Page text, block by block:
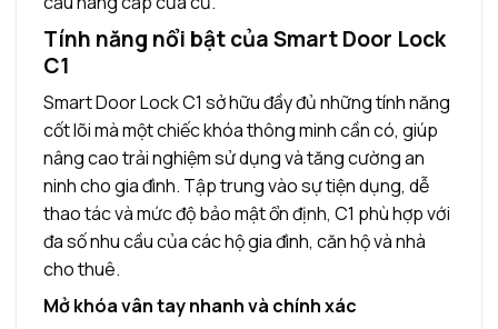
Tính năng nổi bật của Smart Door Lock
C1
Smart Door Lock C1 sở hữu đầy đủ những tính năng
cốt lõi mà một chiếc khóa thông minh cần có, giúp
nâng cao trải nghiệm sử dụng và tăng cường an
ninh cho gia đình. Tập trung vào sự tiện dụng, dễ
thao tác và mức độ bảo mật ổn định, C1 phù hợp với
đa số nhu cầu của các hộ gia đình, căn hộ và nhà
cho thuê.
Mở khóa vân tay nhanh và chính xác